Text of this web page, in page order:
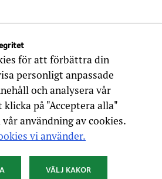
för att förbättra din
personligt anpassade
och analysera vår
på "Acceptera alla"
användning av cookies.
vi använder.
VÄLJ KAKOR